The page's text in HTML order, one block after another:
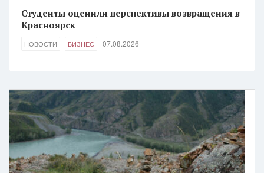
Студенты оценили перспективы возвращения в
Красноярск
НОВОСТИ БИЗНЕС 07.08.2026